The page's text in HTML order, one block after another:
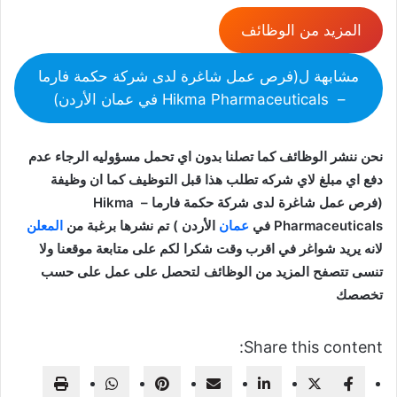
المزيد من الوظائف
مشابهة ل(فرص عمل شاغرة لدى شركة حكمة فارما
– Hikma Pharmaceuticals في عمان الأردن)
نحن ننشر الوظائف كما تصلنا بدون اي تحمل مسؤوليه الرجاء عدم
دفع اي مبلغ لاي شركه تطلب هذا قبل التوظيف كما ان وظيفة
(فرص عمل شاغرة لدى شركة حكمة فارما – Hikma
Pharmaceuticals في
عمان الأردن ) تم نشرها برغبة من المعلن
لانه يريد شواغر في اقرب وقت شكرا لكم على متابعة موقعنا ولا
تنسى تتصفح المزيد من الوظائف لتحصل على عمل على حسب
تخصصك
Share this content: